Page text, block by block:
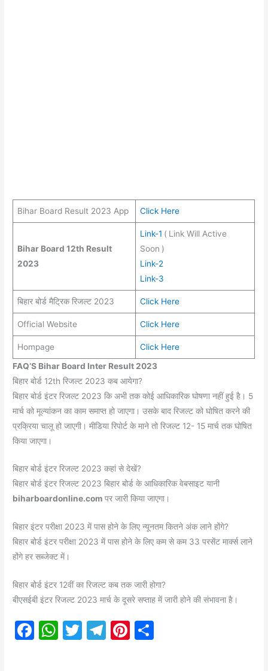
Bihar Board Result 2023 App Click Here
Bihar Board 12th Result
2023
Link-1 ( Link Will Active
Soon )
Link-2
Link-3
बिहार बोर्ड मैट्रिक रिजल्ट 2023 Click Here
Official Website Click Here
Hompage
Click Here
FAQ’S Bihar Board Inter Result 2023
बिहार बोर्ड 12th रिजल्ट 2023 कब आयेगा?
बिहार बोर्ड इंटर रिजल्ट 2023 कि अभी तक कोई आधिकारिक घोषणा नहीं हुई है। 5
मार्च को मूल्यांकन का काम समाप्त हो जाएगा। उसके बाद रिजल्ट को घोषित करने की
प्रक्रिया चालू हो जाएगी। मीडिया रिपोर्ट के माने तो रिजल्ट 12- 15 मार्च तक घोषित
किया जाएगा।
बिहार बोर्ड इंटर रिजल्ट 2023 कहां से देखें?
बिहार बोर्ड इंटर रिजल्ट 2023 बिहार बोर्ड के आधिकारिक वेबसाइट यानी
biharboardonline.com पर जारी किया जाएगा।
बिहार इंटर परीक्षा 2023 में पास होने के लिए न्यूनतम कितने अंक लाने होंगे?
बिहार बोर्ड इंटर परीक्षा 2023 में पास होने के लिए कम से कम 33 परसेंट मार्क्स लाने
होंगे हर सब्जेक्ट में।
बिहार बोर्ड इंटर 12वीं का रिजल्ट कब तक जारी होगा?
बीएसईबी इंटर रिजल्ट 2023 मार्च के दूसरे सप्ताह में जारी होने की संभावना है।
F
W T
T
Pi